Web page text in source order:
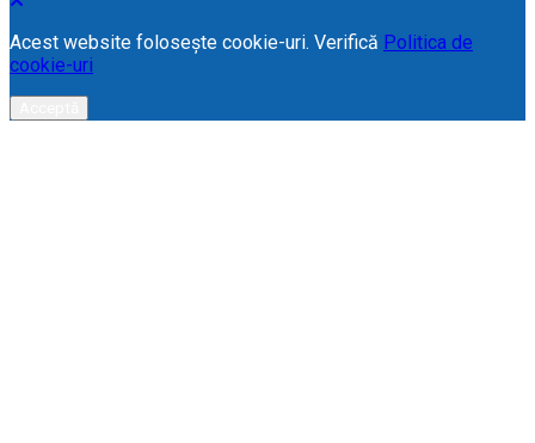
Acest website folosește cookie-uri. Verifică Politica de
cookie-uri